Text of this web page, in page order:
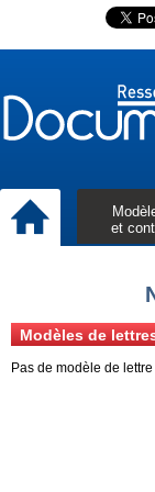
et
Modèles de
Pas de modèle de